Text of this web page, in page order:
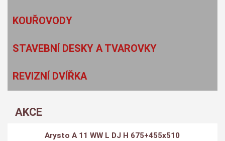
KOUŘOVODY
STAVEBNÍ DESKY A TVAROVKY
REVIZNÍ DVÍŘKA
AKCE
Arysto A 11 WW L DJ H 675+455x510